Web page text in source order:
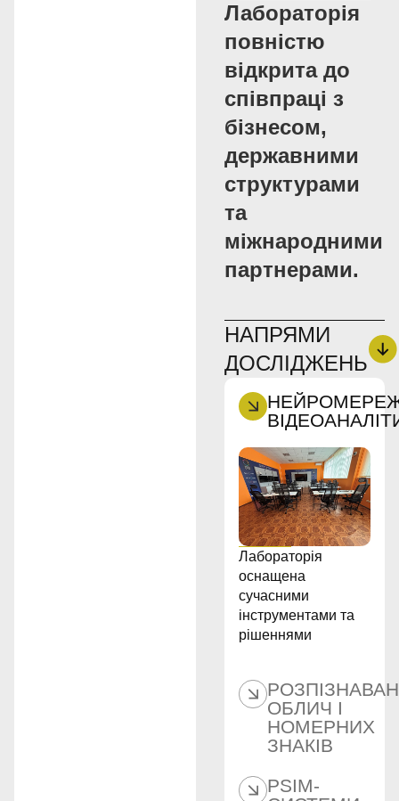
Лабораторія
повністю
відкрита до
співпраці з
бізнесом,
державними
структурами
та
міжнародними
партнерами.
НАПРЯМИ
ДОСЛІДЖЕНЬ
ОБЛИЧ І
НОМЕРНИХ
ЗНАКІВ
PSIM-
Лабораторія
оснащена
сучасними
інструментами та
рішеннями